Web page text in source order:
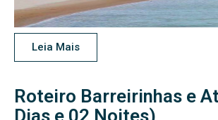
Leia Mais
Roteiro Barreirinhas e
Dias e 02 Noites)